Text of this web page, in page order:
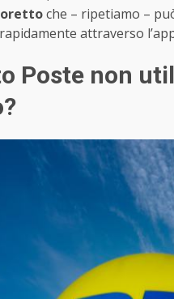
che – ripetiamo –
attraverso
Poste non